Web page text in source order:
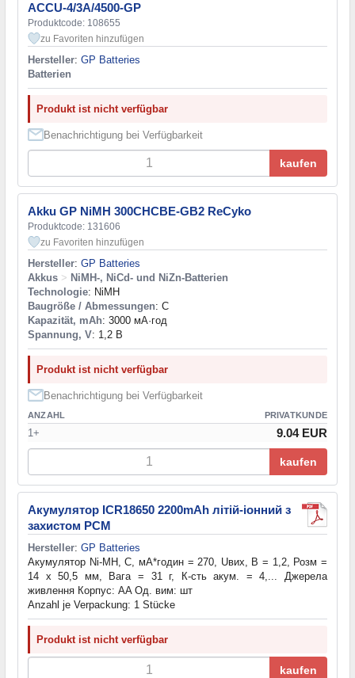
ACCU-4/3A/4500-GP
Produktcode: 108655
zu Favoriten hinzufügen
Hersteller: GP Batteries
Batterien
Produkt ist nicht verfügbar
Benachrichtigung bei Verfügbarkeit
kaufen
Akku GP NiMH 300CHCBE-GB2 ReCyko
Produktcode: 131606
zu Favoriten hinzufügen
Hersteller: GP Batteries
Akkus > NiMH-, NiCd- und NiZn-Batterien
Technologie: NiMH
Baugröße / Abmessungen: C
Kapazität, mAh: 3000 мА·год
Spannung, V: 1,2 В
Produkt ist nicht verfügbar
Benachrichtigung bei Verfügbarkeit
ANZAHL PRIVATKUNDE
1+ 9.04 EUR
kaufen
Акумулятор ICR18650 2200mAh літій-іонний з
захистом РСМ
Hersteller: GP Batteries
Акумулятор Ni-MH, С, мА*годин = 270, Uвих, В = 1,2, Розм =
14 х 50,5 мм, Вага = 31 г, К-сть акум. = 4,... Джерела
живлення Корпус: AA Од. вим: шт
Anzahl je Verpackung: 1 Stücke
Produkt ist nicht verfügbar
kaufen